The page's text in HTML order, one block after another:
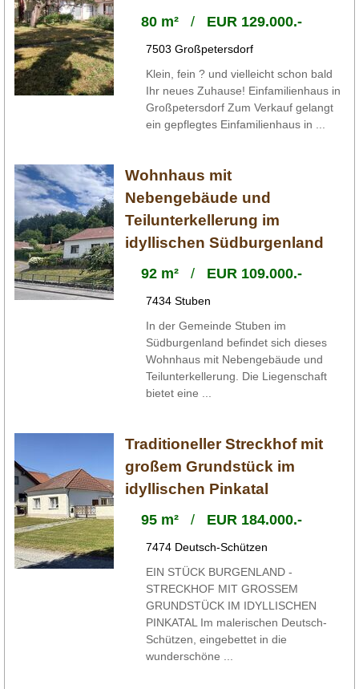
80 m²/ EUR 129.000.-
7503 Großpetersdorf
Klein, fein ? und vielleicht schon bald
Ihr neues Zuhause! Einfamilienhaus in
Großpetersdorf Zum Verkauf gelangt
ein gepflegtes Einfamilienhaus in ...
Wohnhaus mit
Nebengebäude und
Teilunterkellerung im
idyllischen Südburgenland
92 m²/ EUR 109.000.-
7434 Stuben
In der Gemeinde Stuben im
Südburgenland befindet sich dieses
Wohnhaus mit Nebengebäude und
Teilunterkellerung. Die Liegenschaft
bietet eine ...
Traditioneller Streckhof mit
großem Grundstück im
idyllischen Pinkatal
95 m²/ EUR 184.000.-
7474 Deutsch-Schützen
EIN STÜCK BURGENLAND -
STRECKHOF MIT GROSSEM
GRUNDSTÜCK IM IDYLLISCHEN
PINKATAL Im malerischen Deutsch-
Schützen, eingebettet in die
wunderschöne ...